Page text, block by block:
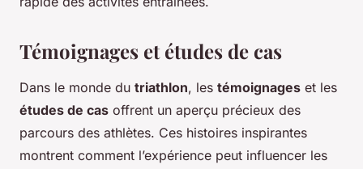
Témoignages et études de cas
Dans le monde du triathlon, les témoignages et les
études de cas offrent un aperçu précieux des
parcours des athlètes. Ces histoires inspirantes
montrent comment l’expérience peut influencer les